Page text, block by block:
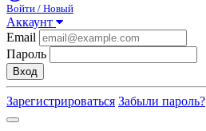
Войти / Новый
Аккаунт
Email
Пароль
Вход
Зарегистрироваться Забыли пароль?